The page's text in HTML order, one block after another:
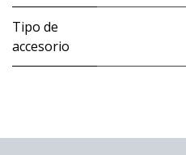
Tipo de
accesorio